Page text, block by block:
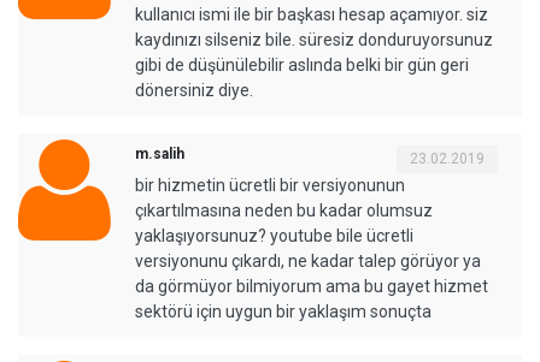
kullanıcı ismi ile bir başkası hesap açamıyor. siz
kaydınızı silseniz bile. süresiz donduruyorsunuz
gibi de düşünülebilir aslında belki bir gün geri
dönersiniz diye.
m.salih 23.02.2019
bir hizmetin ücretli bir versiyonunun
çıkartılmasına neden bu kadar olumsuz
yaklaşıyorsunuz? youtube bile ücretli
versiyonunu çıkardı, ne kadar talep görüyor ya
da görmüyor bilmiyorum ama bu gayet hizmet
sektörü için uygun bir yaklaşım sonuçta